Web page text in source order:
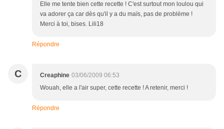
Elle me tente bien cette recette ! C'est surtout mon loulou qui
va adorer ça car dès qu'il y a du maïs, pas de problème !
Merci à toi, bises. Lili18
Répondre
C Creaphine 03/06/2009 06:53
Wouah, elle a l'air super, cette recette ! A retenir, merci !
Répondre